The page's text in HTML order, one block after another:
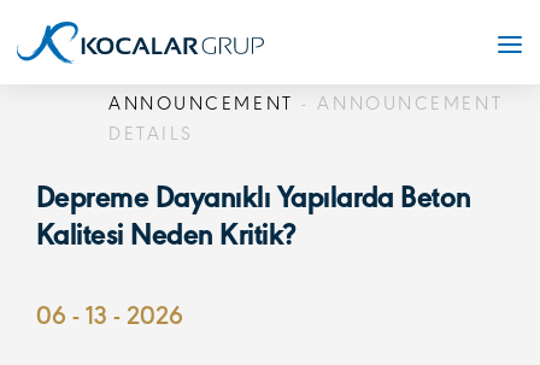
ANNOUNCEMENT - ANNOUNCEMENT
DETAILS
Depreme Dayanıklı Yapılarda Beton
Kalitesi Neden Kritik?
06 - 13 - 2026